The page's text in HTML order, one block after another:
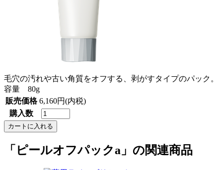
毛穴の汚れや古い角質をオフする、剥がすタイプのパック。
容量 80g
販売価格 6,160円(内税)
購入数
「ピールオフパックa」の関連商品